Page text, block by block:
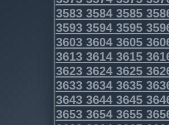
358335843585
359335943595
360336043605
361336143615
362336243625
363336343635
364336443645
365336543655